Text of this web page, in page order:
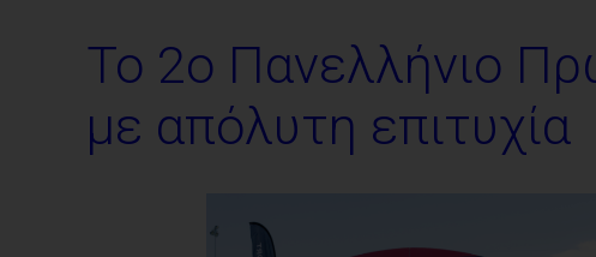
To 2o Πανελλήνιο
με απόλυτη επιτυχία